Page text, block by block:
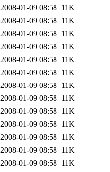
2008-01-09 08:58 11K
2008-01-09 08:58 11K
2008-01-09 08:58 11K
2008-01-09 08:58 11K
2008-01-09 08:58 11K
2008-01-09 08:58 11K
2008-01-09 08:58 11K
2008-01-09 08:58 11K
2008-01-09 08:58 11K
2008-01-09 08:58 11K
2008-01-09 08:58 11K
2008-01-09 08:58 11K
2008-01-09 08:58 11K